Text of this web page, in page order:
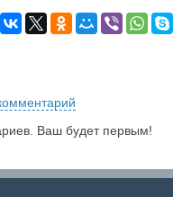
Ваш будет первым!